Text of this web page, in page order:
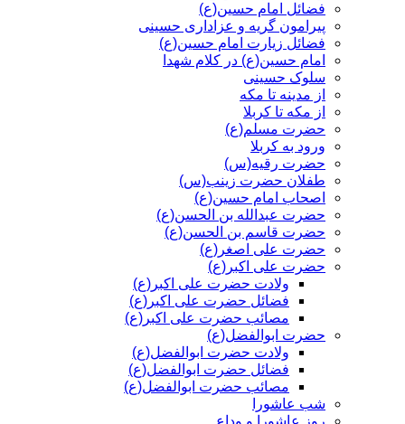
فضائل امام حسین(ع)
پیرامون گریه و عزاداری حسینی
فضائل زیارت امام حسین(ع)
امام حسین(ع) در کلام شهدا
سلوک حسینی
از مدینه تا مکه
از مکه تا کربلا
حضرت مسلم(ع)
ورود به کربلا
حضرت رقیه(س)
طفلان حضرت زینب(س)
اصحاب امام حسین(ع)
حضرت عبدالله بن الحسن(ع)
حضرت قاسم بن الحسن(ع)
حضرت علی اصغر(ع)
حضرت علی اکبر(ع)
ولادت حضرت علی اکبر(ع)
فضائل حضرت علی اکبر(ع)
مصائب حضرت علی اکبر(ع)
حضرت ابوالفضل(ع)
ولادت حضرت ابوالفضل(ع)
فضائل حضرت ابوالفضل(ع)
مصائب حضرت ابوالفضل(ع)
شب عاشورا
روز عاشورا و وداع